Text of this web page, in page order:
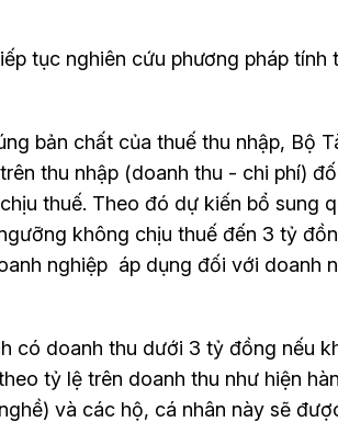
tục nghiên cứu phương pháp
bản chất của thuế thu nhập, Bộ
thu nhập (doanh thu - chi phí)
thuế. Theo đó dự kiến bổ sung
không chịu thuế đến 3 tỷ
nghiệp áp dụng đối với doanh
có doanh thu dưới 3 tỷ đồng nếu
tỷ lệ trên doanh thu như hiện
và các hộ, cá nhân này sẽ